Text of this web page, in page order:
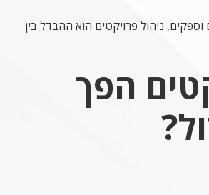
ניהול פרויקטים הוא ההבדל בין
הפך